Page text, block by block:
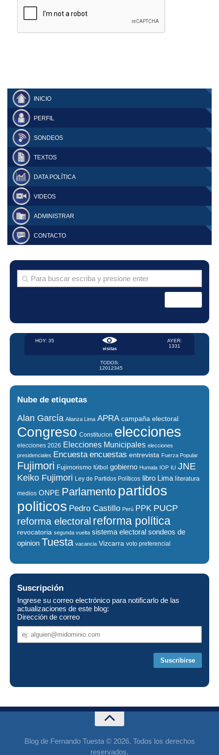
INICIO
PERFIL
SONDEOS
TEXTOS
DATA POLÍTICA
VIDEOS
ADMINISTRAR
CONTACTO
visitas
HOY: 35
AYER:
1331
TODOS:
12012345
Nube de etiquetas
Alan García Alianza Lima APRA campaña electoral
Congreso Constitucion elecciones
elecciones 2026 Elecciones Municipales elecciones
presidenciales Encuesta encuestas entrevista Fuerza Popular
Fujimori Fujimorismo fútbol gobierno Humala IOP IU JNE
Keiko Fujimori Ley de Partidos Políticos libro Lima literatura
medios ONPE Parlamento partidos
politicos Pedro Castillo Perú PPK PUCP
reforma electoral reforma política
revocatoria segunda vuelta sistema electoral sondeos de
opinion Tuesta vacancia Vizcarra voto preferencial
Suscripción
Ingrese su correo electrónico para notificarlo de las
actualizaciones de este blog:
Dirección de correo
de
Blog de Fernando Tuesta © 2026. Todos los derechos
reservados.